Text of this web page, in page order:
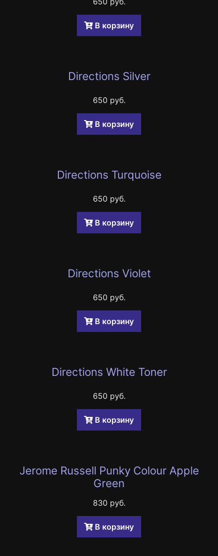
B корзину
Directions Silver
650 руб.
B корзину
Directions Turquoise
650 руб.
B корзину
Directions Violet
650 руб.
B корзину
Directions White Toner
650 руб.
B корзину
Jerome Russell Punky Colour Apple
Green
830 руб.
B корзину